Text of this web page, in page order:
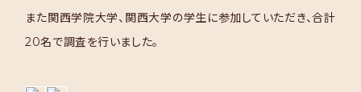
また関西学院大学、関西大学の学生に参加していただき、合計
20名で調査を行いました。